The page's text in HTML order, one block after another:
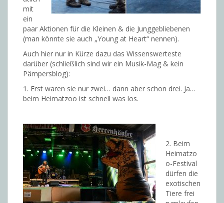
mit
ein
paar Aktionen für die Kleinen & die Junggebliebenen
(man könnte sie auch „Young at Heart“ nennen).
Auch hier nur in Kürze dazu das Wissenswerteste
darüber (schließlich sind wir ein Musik-Mag & kein
Pämpersblog):
1. Erst waren sie nur zwei… dann aber schon drei. Ja…
beim Heimatzoo ist schnell was los.
2. Beim
Heimatzo
o-Festival
dürfen die
exotischen
Tiere frei